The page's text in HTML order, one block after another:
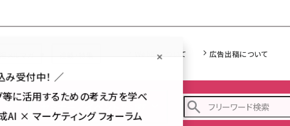
Web担について 広告出稿について
み受付中！ ／
等に活用するための考え方を学べ
AI × マーケティング フォーラム